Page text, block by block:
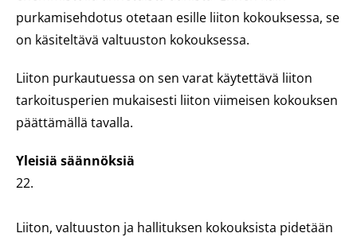
purkamisehdotus otetaan esille liiton kokouksessa, se
on käsiteltävä valtuuston kokouksessa.
Liiton purkautuessa on sen varat käytettävä liiton
tarkoitusperien mukaisesti liiton viimeisen kokouksen
päättämällä tavalla.
Yleisiä säännöksiä
22.
Liiton, valtuuston ja hallituksen kokouksista pidetään